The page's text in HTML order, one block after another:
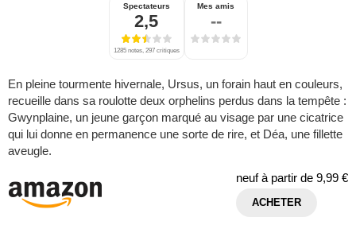
Spectateurs
2,5
1285 notes, 297 critiques
Mes amis
--
En pleine tourmente hivernale, Ursus, un forain haut en couleurs,
recueille dans sa roulotte deux orphelins perdus dans la tempête :
Gwynplaine, un jeune garçon marqué au visage par une cicatrice
qui lui donne en permanence une sorte de rire, et Déa, une fillette
aveugle.
neuf à partir de 9,99 €
ACHETER